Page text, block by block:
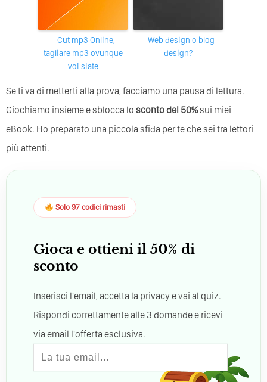
Cut mp3 Online,
tagliare mp3 ovunque
voi siate
web design o blog
design?
Se ti va di metterti alla prova, facciamo una pausa di lettura.
Giochiamo insieme e sblocca lo sconto del 50%sui miei
eBook. Ho preparato una piccola sfida per te che sei tra lettori
più attenti.
Solo 97 codici rimasti
Gioca e ottieni il 50% di
sconto
Inserisci l'email, accetta la privacy e vai al quiz.
Rispondi correttamente alle 3 domande e ricevi
via email l'offerta esclusiva.